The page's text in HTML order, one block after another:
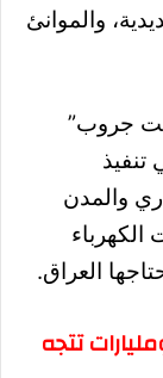
والموانئ
جروب”
تنفيذ
والمدن
العراق.
تتجه